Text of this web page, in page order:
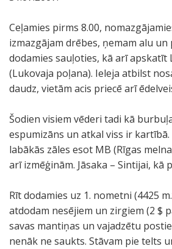
Ceļamies pirms 8.00,
izmazgājam drēbes, ņemam alu
dodamies sauļoties, kā arī apskatīt
(Lukovaja poļana). Ieleja atbilst
daudz, vietām acis priecē arī
Šodien visiem vēderi tadi kā
espumizāns un atkal viss ir
labākās zāles esot MB (Rīgas
arī izmēģinām. Jāsaka – Sintijai, kā
Rīt dodamies uz 1. nometni (4425
atdodam nesējiem un zirgiem (2 $
savas mantiņas un vajadzētu
nenāk ne saukts. Stāvam pie telts